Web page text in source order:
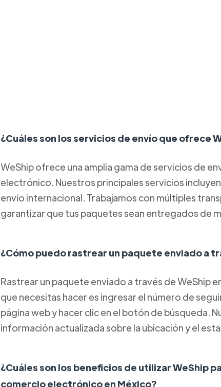
¿Cuáles son los servicios de envío que ofrece
WeShip ofrece una amplia gama de servicios de
electrónico. Nuestros principales servicios
envío internacional. Trabajamos con múltiples
garantizar que tus paquetes sean entregados de
¿Cómo puedo rastrear un paquete enviado a
Rastrear un paquete enviado a través de WeShip
que necesitas hacer es ingresar el número de
página web y hacer clic en el botón de búsqueda.
información actualizada sobre la ubicación y el
¿Cuáles son los beneficios de utilizar WeShip
comercio electrónico en México?